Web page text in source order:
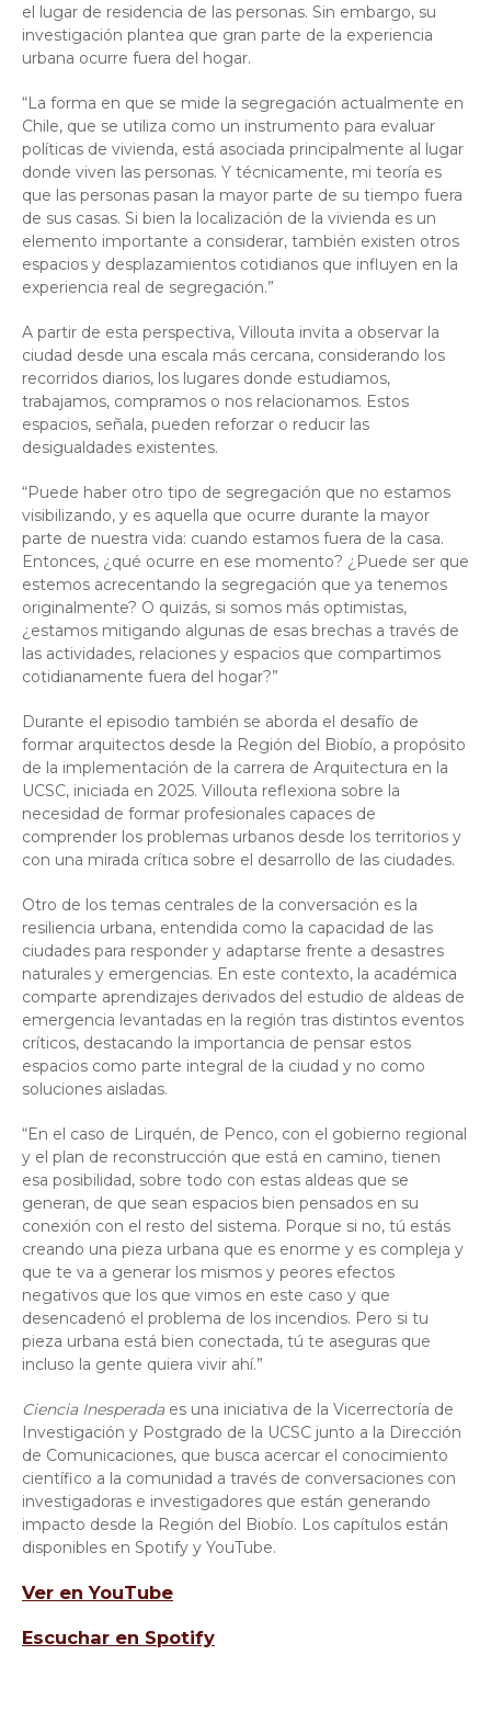
el lugar de residencia de las personas. Sin embargo, su
investigación plantea que gran parte de la experiencia
urbana ocurre fuera del hogar.
“La forma en que se mide la segregación actualmente en
Chile, que se utiliza como un instrumento para evaluar
políticas de vivienda, está asociada principalmente al lugar
donde viven las personas. Y técnicamente, mi teoría es
que las personas pasan la mayor parte de su tiempo fuera
de sus casas. Si bien la localización de la vivienda es un
elemento importante a considerar, también existen otros
espacios y desplazamientos cotidianos que influyen en la
experiencia real de segregación.”
A partir de esta perspectiva, Villouta invita a observar la
ciudad desde una escala más cercana, considerando los
recorridos diarios, los lugares donde estudiamos,
trabajamos, compramos o nos relacionamos. Estos
espacios, señala, pueden reforzar o reducir las
desigualdades existentes.
“Puede haber otro tipo de segregación que no estamos
visibilizando, y es aquella que ocurre durante la mayor
parte de nuestra vida: cuando estamos fuera de la casa.
Entonces, ¿qué ocurre en ese momento? ¿Puede ser que
estemos acrecentando la segregación que ya tenemos
originalmente? O quizás, si somos más optimistas,
¿estamos mitigando algunas de esas brechas a través de
las actividades, relaciones y espacios que compartimos
cotidianamente fuera del hogar?”
Durante el episodio también se aborda el desafío de
formar arquitectos desde la Región del Biobío, a propósito
de la implementación de la carrera de Arquitectura en la
UCSC, iniciada en 2025. Villouta reflexiona sobre la
necesidad de formar profesionales capaces de
comprender los problemas urbanos desde los territorios y
con una mirada crítica sobre el desarrollo de las ciudades.
Otro de los temas centrales de la conversación es la
resiliencia urbana, entendida como la capacidad de las
ciudades para responder y adaptarse frente a desastres
naturales y emergencias. En este contexto, la académica
comparte aprendizajes derivados del estudio de aldeas de
emergencia levantadas en la región tras distintos eventos
críticos, destacando la importancia de pensar estos
espacios como parte integral de la ciudad y no como
soluciones aisladas.
“En el caso de Lirquén, de Penco, con el gobierno regional
y el plan de reconstrucción que está en camino, tienen
esa posibilidad, sobre todo con estas aldeas que se
generan, de que sean espacios bien pensados en su
conexión con el resto del sistema. Porque si no, tú estás
creando una pieza urbana que es enorme y es compleja y
que te va a generar los mismos y peores efectos
negativos que los que vimos en este caso y que
desencadenó el problema de los incendios. Pero si tu
pieza urbana está bien conectada, tú te aseguras que
incluso la gente quiera vivir ahí.”
Ciencia Inesperadaes una iniciativa de la Vicerrectoría de
Investigación y Postgrado de la UCSC junto a la Dirección
de Comunicaciones, que busca acercar el conocimiento
científico a la comunidad a través de conversaciones con
investigadoras e investigadores que están generando
impacto desde la Región del Biobío. Los capítulos están
disponibles en Spotify y YouTube.
Ver en YouTube
Escuchar en Spotify